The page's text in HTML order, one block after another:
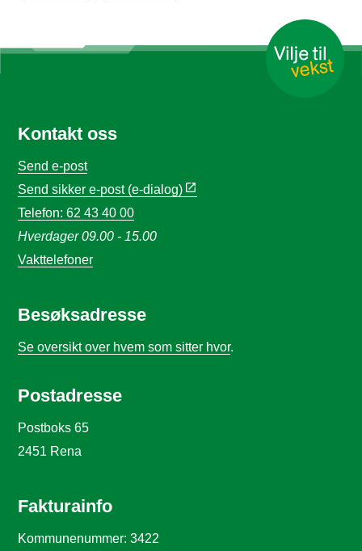
Kontakt oss
Send e-post
Send sikker e-post (e-dialog)
Telefon: 62 43 40 00
Hverdager 09.00 - 15.00
Vakttelefoner
Besøksadresse
Se oversikt over hvem som sitter hvor.
Postadresse
Postboks 65
2451 Rena
Fakturainfo
Kommunenummer: 3422